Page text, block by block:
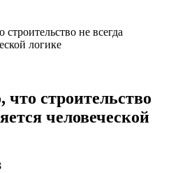
не всегда
логике
что строительство
человеческой